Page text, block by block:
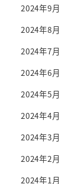
2024年9月
2024年8月
2024年7月
2024年6月
2024年5月
2024年4月
2024年3月
2024年2月
2024年1月